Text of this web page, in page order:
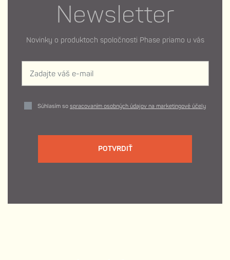
Newsletter
Novinky o produktoch spoločnosti Phase priamo u vás
Súhlasím so spracovaním osobných údajov na marketingové účely
POTVRDIŤ